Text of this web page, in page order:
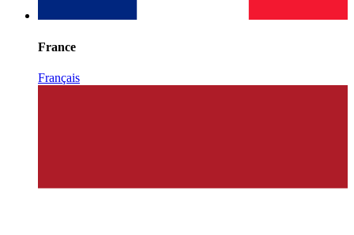
France
Français